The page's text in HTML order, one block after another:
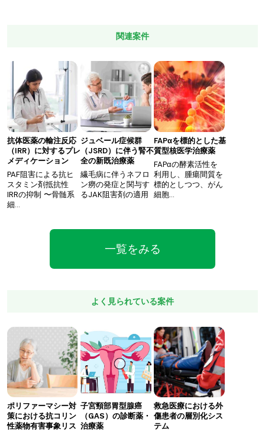
関連案件
抗体医薬の輸注反応
（IRR）に対するプレ
メディケーション
PAF阻害による抗ヒ
スタミン剤抵抗性
IRRの抑制 〜骨髄系
細…
ジュベール症候群
（JSRD）に伴う腎不
全の新既治療薬
繊毛病に伴うネフロ
ン癆の発症と関与す
るJAK阻害剤の適用
FAPαを標的とした基
質型核医学治療薬
FAPαの酵素活性を
利用し、腫瘍間質を
標的としつつ、がん
細胞…
一覧をみる
よく見られている案件
ポリファーマシー対
策における抗コリン
性薬物有害事象リス
子宮頸部胃型腺癌
（GAS）の診断薬・
治療薬
救急医療における外
傷患者の層別化シス
テム